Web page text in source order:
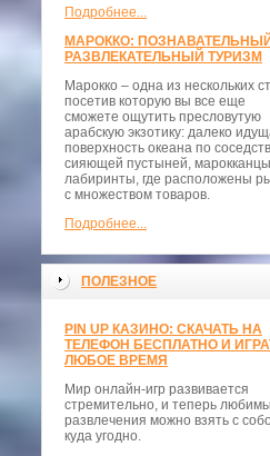
Подробнее...
МАРОККО:
РАЗВЛЕКАТЕЛЬНЫЙ ТУРИЗМ
Марокко – одна из нескольких
посетив которую вы все еще
сможете ощутить пресловутую
арабскую экзотику: далеко
поверхность океана по
сияющей пустыней,
лабиринты, где расположены
с множеством товаров.
Подробнее...
ПОЛЕЗНОЕ
PIN UP КАЗИНО: СКАЧАТЬ НА
ТЕЛЕФОН БЕСПЛАТНО И
ЛЮБОЕ ВРЕМЯ
Мир онлайн-игр развивается
стремительно, и теперь
развлечения можно взять с
куда угодно.